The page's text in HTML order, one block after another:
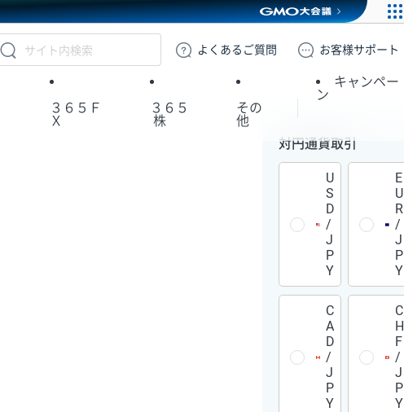
GMOクリック証券
よくある ご質問 お客様サポート
３６５Ｆ
Ｘ
３６５
株
その
他
キャンペー
ン
対円通貨取引
U
S
D
/
J
P
Y
E
U
R
/
J
P
Y
C
A
D
/
J
P
Y
C
H
F
/
J
P
Y